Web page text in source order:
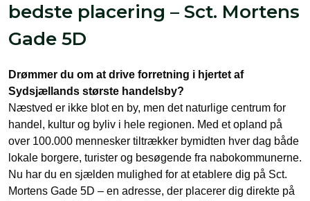
bedste placering – Sct. Mortens
Gade 5D
Drømmer du om at drive forretning i hjertet af
Sydsjællands største handelsby?
Næstved er ikke blot en by, men det naturlige centrum for
handel, kultur og byliv i hele regionen. Med et opland på
over 100.000 mennesker tiltrækker bymidten hver dag både
lokale borgere, turister og besøgende fra nabokommunerne.
Nu har du en sjælden mulighed for at etablere dig på Sct.
Mortens Gade 5D – en adresse, der placerer dig direkte på